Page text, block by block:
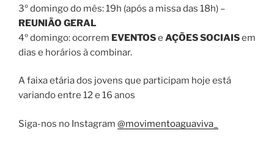
3º domingo do mês: 19h (após a missa das 18h) –
REUNIÃO GERAL
4º domingo: ocorrem EVENTOSe AÇÕES SOCIAISem
dias e horários à combinar.
A faixa etária dos jovens que participam hoje está
variando entre 12 e 16 anos
Siga-nos no Instagram @movimentoaguaviva_